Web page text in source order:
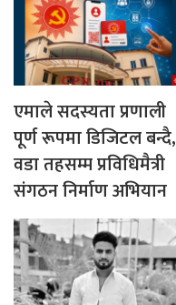
एमाले सदस्यता प्रणाली
पूर्ण रूपमा डिजिटल बन्दै,
वडा तहसम्म प्रविधिमैत्री
संगठन निर्माण अभियान